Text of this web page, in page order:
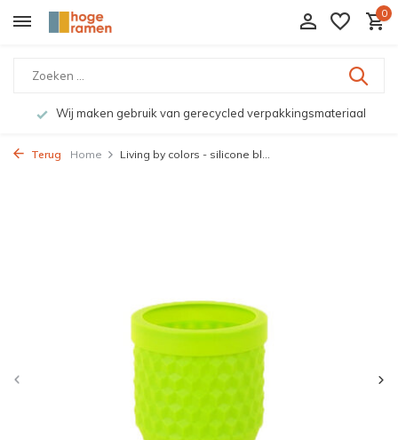
0
Wij maken gebruik van gerecycled verpakkingsmateriaal
Terug Home Living by colors - silicone bl...